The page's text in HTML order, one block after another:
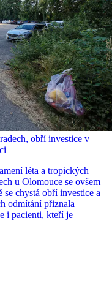
obří investice v
léta a tropických
u Olomouce se ovšem
chystá obří investice a
odmítání přiznala
i pacienti, kteří je